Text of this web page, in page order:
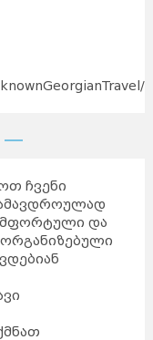
ჩვენი
ამავდროულად
და